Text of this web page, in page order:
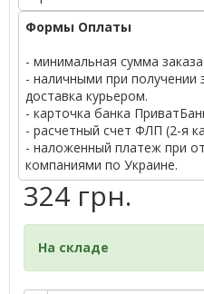
Формы Оплаты
- минимальная сумма
- наличными при получении
доставка курьером.
- карточка банка
- расчетный счет ФЛП (2-я
- наложенный платеж при
компаниями по Украине.
324 грн.
На складе